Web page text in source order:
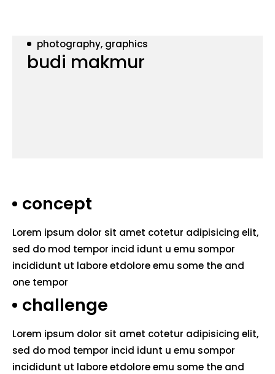
photography, graphics
budi makmur
concept
Lorem ipsum dolor sit amet cotetur adipisicing elit,
sed do mod tempor incid idunt u emu sompor
incididunt ut labore etdolore emu some the and
one tempor
challenge
Lorem ipsum dolor sit amet cotetur adipisicing elit,
sed do mod tempor incid idunt u emu sompor
incididunt ut labore etdolore emu some the and